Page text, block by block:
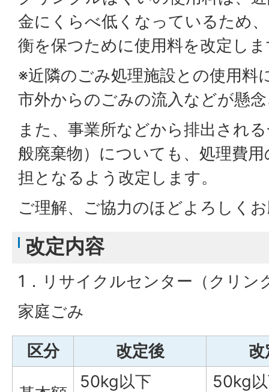
金にくらべ低くなっているため
衡を保つために使用料を改定し
※近隣のごみ処理施設との使用料
市外からのごみの流入などが懸
また、事業所などから排出され
般廃棄物）についても、処理費
担となるよう改定します。
ご理解、ご協力のほどよろしく
改定内容
1．リサイクルセンター（クリン
家庭ごみ
区分
改定後 改
50kg以下
50kg